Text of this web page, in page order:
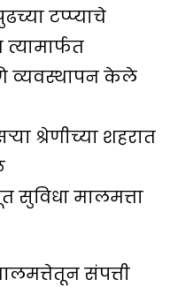
टप्प्याचे
व्यवस्थापन केले
श्रेणीच्या शहरात
सुविधा मालमत्ता
संपत्ती